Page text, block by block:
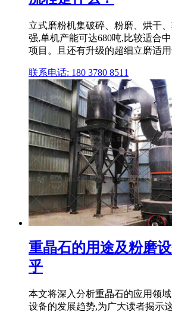
立式磨粉机集破碎、粉磨、烘干
强,单机产能可达680吨,比较适合
项目。且还有升级的超细立磨适
联系电话: 180 3780 8511
重晶石的用途及粉磨
乎
本文将深入分析重晶石的应用领
设备的发展趋势,为广大读者揭示